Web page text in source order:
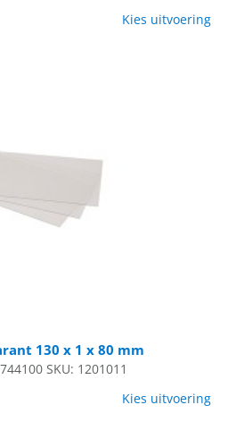
Kies uitvoering
130 x 1 x 80 mm
SKU: 1201011
Kies uitvoering